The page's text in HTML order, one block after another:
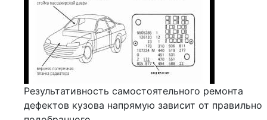
Результативность самостоятельного ремонта
дефектов кузова напрямую зависит от правильно